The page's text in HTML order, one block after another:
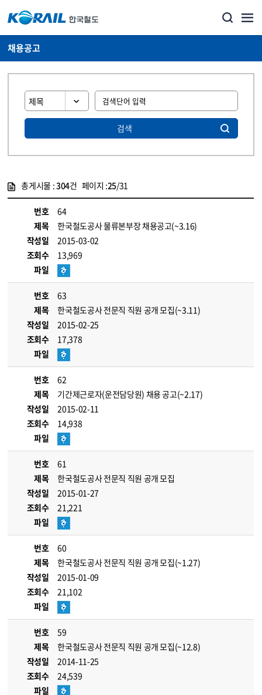
채용공고
검색
총게시물 :304건 페이지 :25/31
번호
64
제목
한국철도공사 물류본부장 채용공고(~3.16)
작성일
2015-03-02
조회수
13,969
파일
번호
63
제목
한국철도공사 전문직 직원 공개 모집(~3.11)
작성일
2015-02-25
조회수
17,378
파일
번호
62
제목
기간제근로자(운전담당원) 채용 공고(~2.17)
작성일
2015-02-11
조회수
14,938
파일
번호
61
제목
한국철도공사 전문직 직원 공개 모집
작성일
2015-01-27
조회수
21,221
파일
번호
60
제목
한국철도공사 전문직 직원 공개 모집(~1.27)
작성일
2015-01-09
조회수
21,102
파일
번호
59
제목
한국철도공사 전문직 직원 공개 모집(~12.8)
작성일
2014-11-25
조회수
24,539
파일